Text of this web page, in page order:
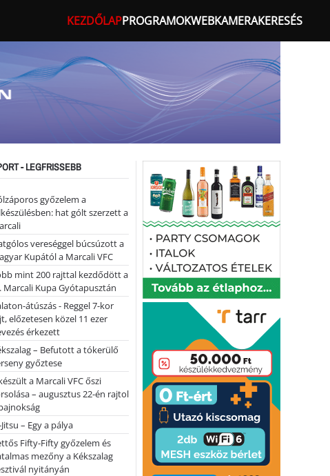
KEZDŐLAPPROGRAMOKWEBKAMERAKERESÉS
- LEGFRISSEBB
győzelem a
hat gólt szerzett a
vereséggel búcsúzott a
Kupától a Marcali VFC
mint 200 rajttal kezdődött a
Marcali Kupa Gyótapusztán
átúszás - Reggel 7-kor
előzetesen közel 11 ezer
érkezett
– Befutott a tókerülő
győztese
a Marcali VFC őszi
– augusztus 22-én rajtol
Jitsu – Egy a pálya
Fifty-Fifty győzelem és
mezőny a Kékszalag
nyitányán